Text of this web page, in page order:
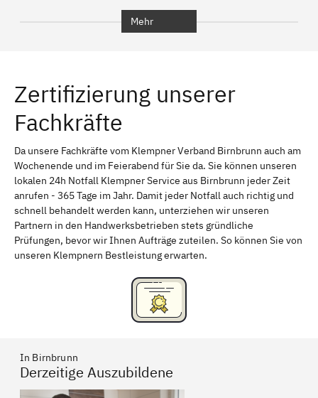
Erlangen Bamberg
Bayreuth
Schweinfurt Passau
Freising Rudelsdorf, Mittelfranken
Mehr
Zertifizierung unserer
Fachkräfte
Da unsere Fachkräfte vom Klempner Verband Birnbrunn auch am
Wochenende und im Feierabend für Sie da. Sie können unseren
lokalen 24h Notfall Klempner Service aus Birnbrunn jeder Zeit
anrufen - 365 Tage im Jahr. Damit jeder Notfall auch richtig und
schnell behandelt werden kann, unterziehen wir unseren
Partnern in den Handwerksbetrieben stets gründliche
Prüfungen, bevor wir Ihnen Aufträge zuteilen. So können Sie von
unseren Klempnern Bestleistung erwarten.
In Birnbrunn
Derzeitige Auszubildene